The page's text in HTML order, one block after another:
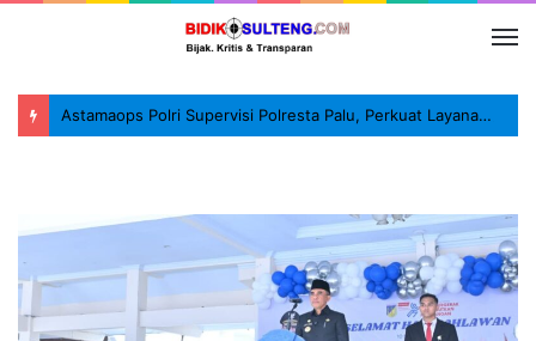
Astamaops Polri Supervisi Polresta Palu, Perkuat Layanan 110 dan SPKT